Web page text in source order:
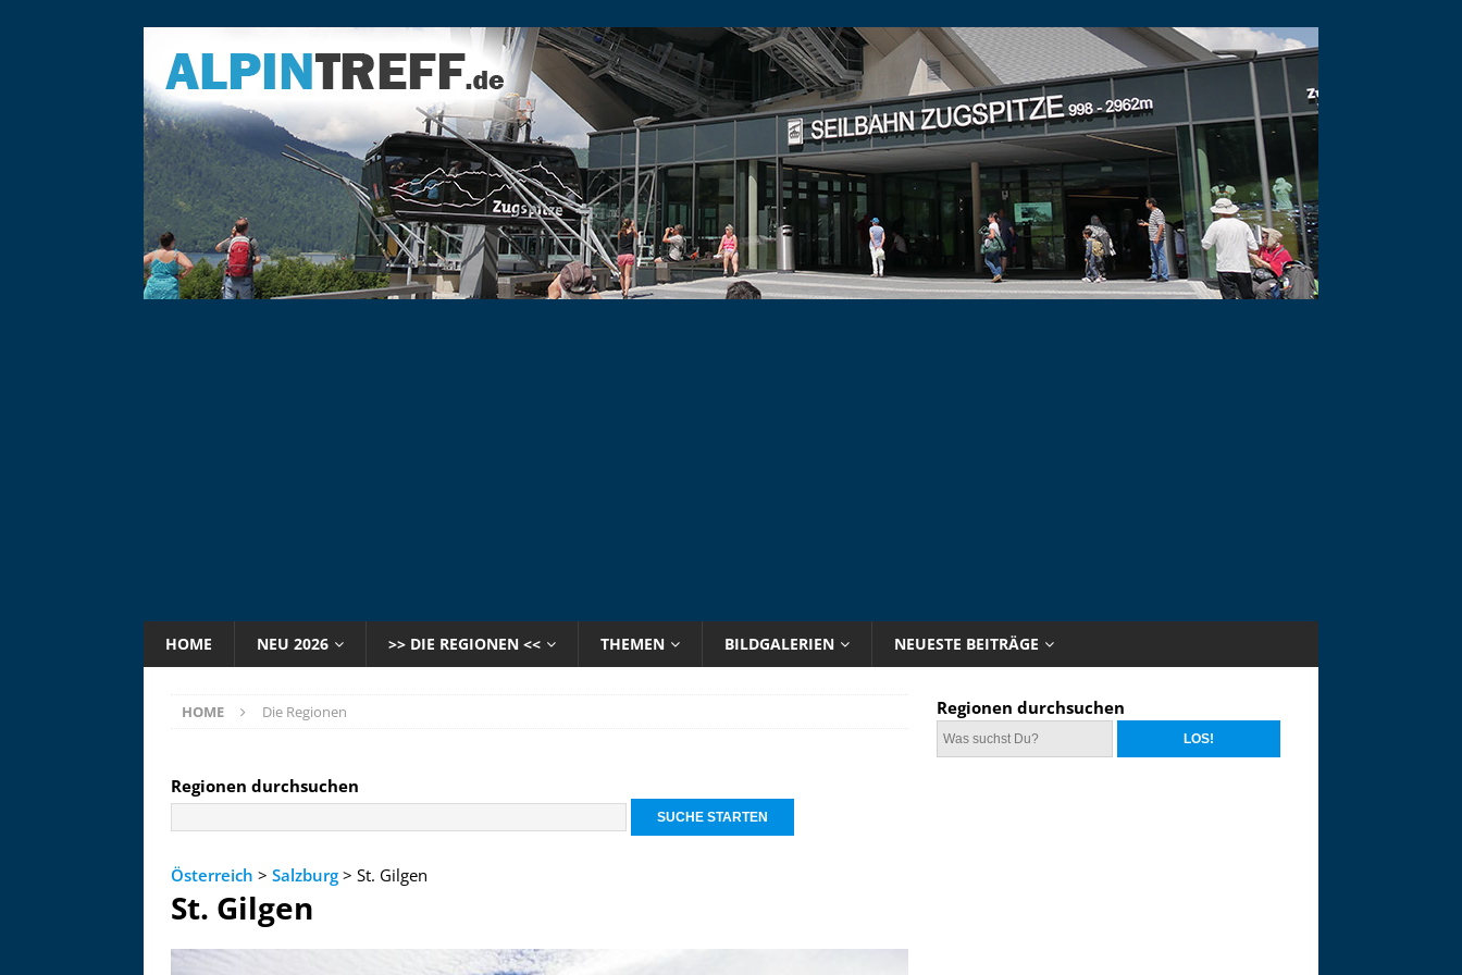
HOME NEU 2026 >> DIE REGIONEN << THEMEN BILDGALERIEN NEUESTE BEITRÄGE
HOME Die Regionen
Regionen durchsuchen
Österreich > Salzburg > St. Gilgen
St. Gilgen
Regionen durchsuchen